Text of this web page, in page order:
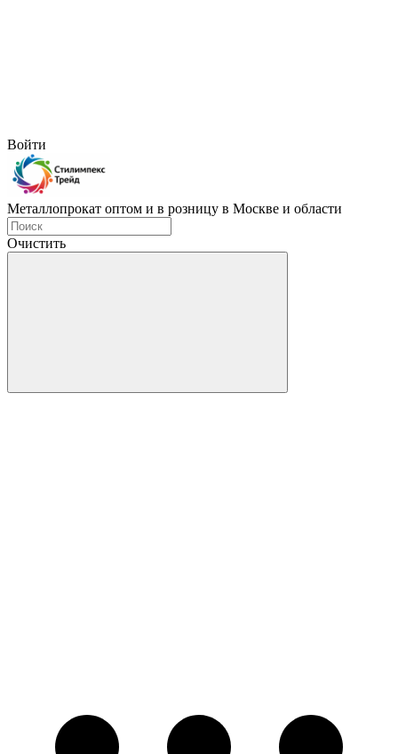
Войти
Металлопрокат оптом и в розницу в Москве и области
Очистить